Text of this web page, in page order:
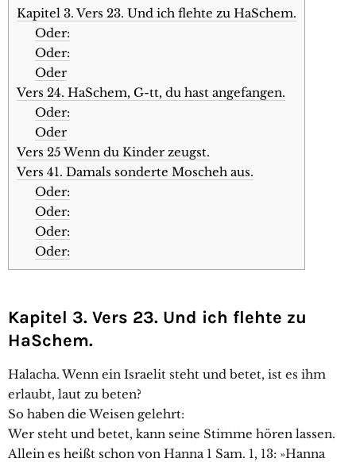
Kapitel 3. Vers 23. Und ich flehte zu HaSchem.
Oder:
Oder:
Oder
Vers 24. HaSchem, G-tt, du hast angefangen.
Oder:
Oder
Vers 25 Wenn du Kinder zeugst.
Vers 41. Damals sonderte Moscheh aus.
Oder:
Oder:
Oder:
Oder:
Kapitel 3. Vers 23. Und ich flehte zu
HaSchem.
Halacha. Wenn ein Israelit steht und betet, ist es ihm
erlaubt, laut zu beten?
So haben die Weisen gelehrt:
Wer steht und betet, kann seine Stimme hören lassen.
Allein es heißt schon von Hanna 1 Sam. 1, 13: »Hanna